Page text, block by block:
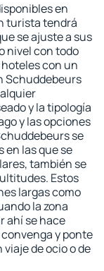
en
turista tendrá
se ajuste a sus
nivel con todo
con un
Schuddebeurs
y la tipología
y las opciones
se
en las que se
también se
Estos
largas como
la zona
ahí se hace
y ponte
de ocio o de